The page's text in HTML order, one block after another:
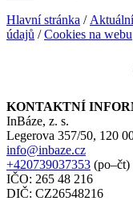
Hlavní stránka /
údajů /Cookies na webu
KONTAKTNÍ
InBáze, z. s.
Legerova 357/50, 120
info@inbaze.cz
+420739037353 (po–čt)
IČO: 265 48 216
DIČ: CZ26548216